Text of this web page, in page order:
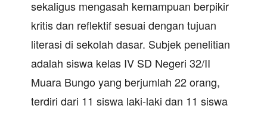
sekaligus mengasah kemampuan berpikir
kritis dan reflektif sesuai dengan tujuan
literasi di sekolah dasar. Subjek penelitian
adalah siswa kelas IV SD Negeri 32/II
Muara Bungo yang berjumlah 22 orang,
terdiri dari 11 siswa laki-laki dan 11 siswa